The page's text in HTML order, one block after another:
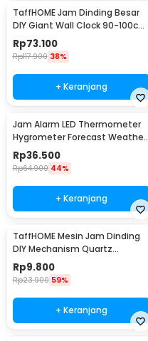
TaffHOME Jam Dinding Besar
DIY Giant Wall Clock 90-100cm
- DIY-104
Rp73.100
Rp117.900 38%
+ Keranjang
Jam Alarm LED Thermometer
Hygrometer Forecast Weather
Station - 2159T
Rp36.500
Rp64.900 44%
+ Keranjang
TaffHOME Mesin Jam Dinding
DIY Mechanism Quartz
Replacement Sparepart -
5168-S
Rp9.800
Rp23.900 59%
+ Keranjang